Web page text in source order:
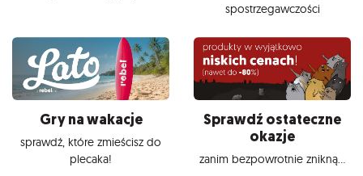
spostrzegawczości
Gry na wakacje
sprawdź, które zmieścisz do
plecaka!
Sprawdź ostateczne
okazje
zanim bezpowrotnie znikną...